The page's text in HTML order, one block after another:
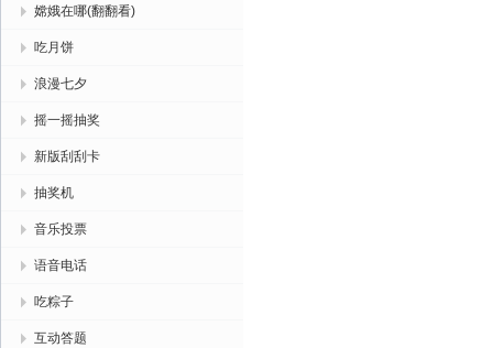
嫦娥在哪(翻翻看)
吃月饼
浪漫七夕
摇一摇抽奖
新版刮刮卡
抽奖机
音乐投票
语音电话
吃粽子
互动答题